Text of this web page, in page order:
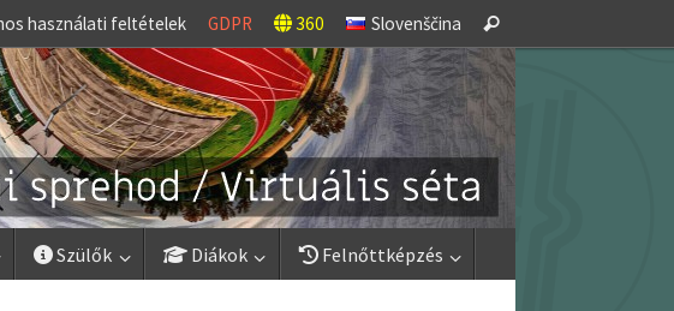
használati feltételek GDPR 360 Slovenščina
for:
Search
Szülők Diákok Felnőttképzés